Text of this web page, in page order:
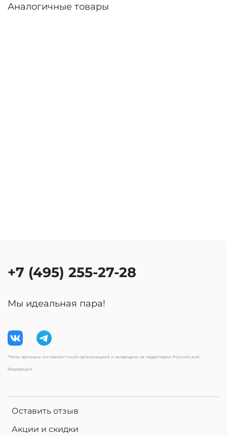
Аналогичные товары
Оставить отзыв
Акции и скидки
+7 (495) 255-27-28
Мы идеальная пара!
*Meta признана экстремистской организацией и запрещена на территории Российской
Федерации.